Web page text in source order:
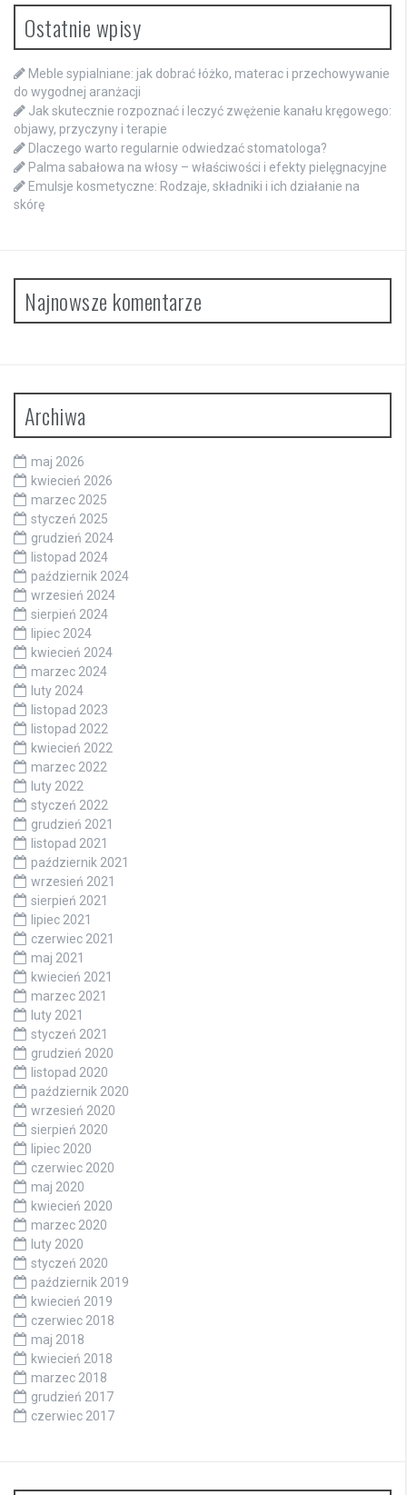
Ostatnie wpisy
Meble sypialniane: jak dobrać łóżko, materac i przechowywanie
do wygodnej aranżacji
Jak skutecznie rozpoznać i leczyć zwężenie kanału kręgowego:
objawy, przyczyny i terapie
Dlaczego warto regularnie odwiedzać stomatologa?
Palma sabałowa na włosy – właściwości i efekty pielęgnacyjne
Emulsje kosmetyczne: Rodzaje, składniki i ich działanie na
skórę
Najnowsze komentarze
Archiwa
maj 2026
kwiecień 2026
marzec 2025
styczeń 2025
grudzień 2024
listopad 2024
październik 2024
wrzesień 2024
sierpień 2024
lipiec 2024
kwiecień 2024
marzec 2024
luty 2024
listopad 2023
listopad 2022
kwiecień 2022
marzec 2022
luty 2022
styczeń 2022
grudzień 2021
listopad 2021
październik 2021
wrzesień 2021
sierpień 2021
lipiec 2021
czerwiec 2021
maj 2021
kwiecień 2021
marzec 2021
luty 2021
styczeń 2021
grudzień 2020
listopad 2020
październik 2020
wrzesień 2020
sierpień 2020
lipiec 2020
czerwiec 2020
maj 2020
kwiecień 2020
marzec 2020
luty 2020
styczeń 2020
październik 2019
kwiecień 2019
czerwiec 2018
maj 2018
kwiecień 2018
marzec 2018
grudzień 2017
czerwiec 2017